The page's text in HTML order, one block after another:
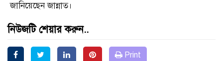
জানিয়েছেন জান্নাত।
নিউজটি শেয়ার করুন..
Print